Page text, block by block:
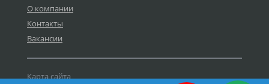
О компании
Контакты
Вакансии
Карта сайта